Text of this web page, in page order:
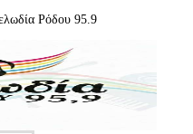
Ρόδου 95.9